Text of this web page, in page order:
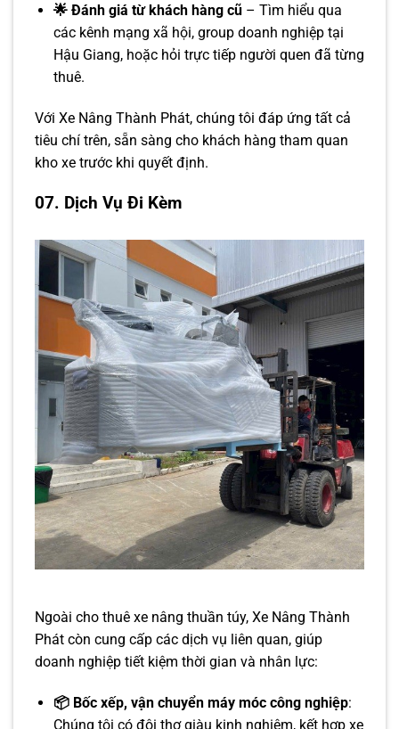
🌟 Đánh giá từ khách hàng cũ– Tìm hiểu qua
các kênh mạng xã hội, group doanh nghiệp tại
Hậu Giang, hoặc hỏi trực tiếp người quen đã từng
thuê.
Với Xe Nâng Thành Phát, chúng tôi đáp ứng tất cả
tiêu chí trên, sẵn sàng cho khách hàng tham quan
kho xe trước khi quyết định.
07. Dịch Vụ Đi Kèm
Ngoài cho thuê xe nâng thuần túy, Xe Nâng Thành
Phát còn cung cấp các dịch vụ liên quan, giúp
doanh nghiệp tiết kiệm thời gian và nhân lực:
📦 Bốc xếp, vận chuyển máy móc công nghiệp:
Chúng tôi có đội thợ giàu kinh nghiệm, kết hợp xe